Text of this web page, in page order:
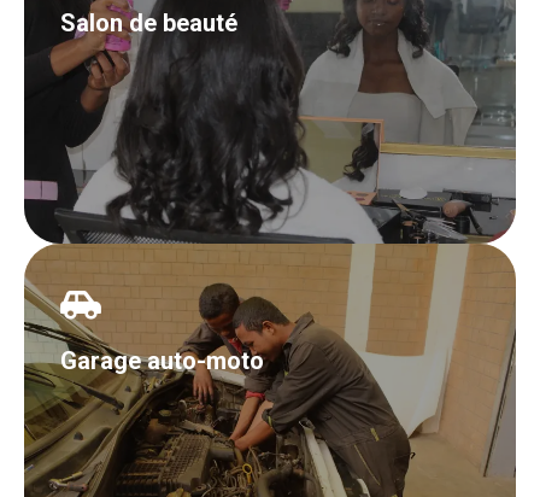
Salon de beauté
Garage auto-moto